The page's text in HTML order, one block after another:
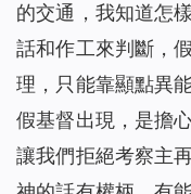
的交通，我知道怎
話和作工來判斷，
理，只能靠顯點異
假基督出現，是擔
讓我們拒絕考察主